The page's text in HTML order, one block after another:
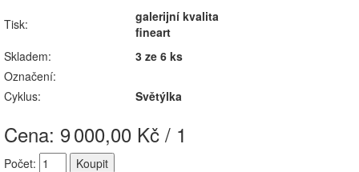
Tisk:
galerijní kvalita
fineart
Skladem:
3 ze 6 ks
Označení:
Cyklus:
Světýlka
Cena: 9000,00 Kč / 1
Počet: